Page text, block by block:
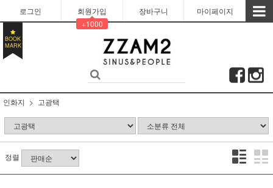
로그인
회원가입
+1000
장바구니 마이페이지
BOOK
MARK
인화지 고광택
정렬